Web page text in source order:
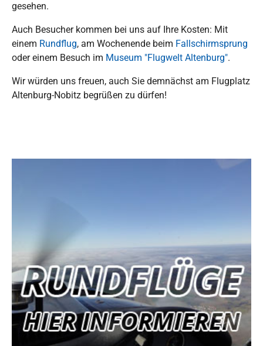
gesehen.
Auch Besucher kommen bei uns auf Ihre Kosten: Mit
einem Rundflug, am Wochenende beim Fallschirmsprung
oder einem Besuch im Museum "Flugwelt Altenburg".
Wir würden uns freuen, auch Sie demnächst am Flugplatz
Altenburg-Nobitz begrüßen zu dürfen!